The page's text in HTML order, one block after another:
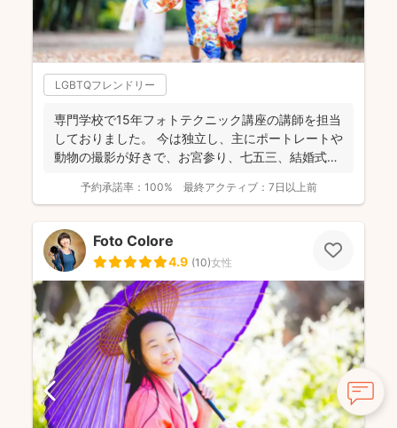
LGBTQフレンドリー
専門学校で15年フォトテクニック講座の講師を担当
しておりました。 今は独立し、主にポートレートや
動物の撮影が好きで、お宮参り、七五三、結婚式、
予約承諾率： 100% 最終アクティブ： 7日以上前
Foto Colore
4.9 (10)女性